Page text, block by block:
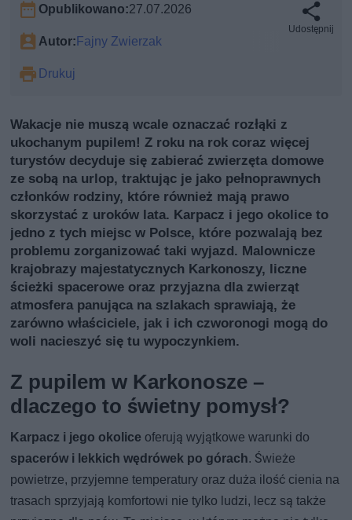
Opublikowano:27.07.2026
Autor:Fajny Zwierzak
Drukuj
Udostępnij
Wakacje nie muszą wcale oznaczać rozłąki z
ukochanym pupilem! Z roku na rok coraz więcej
turystów decyduje się zabierać zwierzęta domowe
ze sobą na urlop, traktując je jako pełnoprawnych
członków rodziny, które również mają prawo
skorzystać z uroków lata. Karpacz i jego okolice to
jedno z tych miejsc w Polsce, które pozwalają bez
problemu zorganizować taki wyjazd. Malownicze
krajobrazy majestatycznych Karkonoszy, liczne
ścieżki spacerowe oraz przyjazna dla zwierząt
atmosfera panująca na szlakach sprawiają, że
zarówno właściciele, jak i ich czworonogi mogą do
woli nacieszyć się tu wypoczynkiem.
Z pupilem w Karkonosze –
dlaczego to świetny pomysł?
Karpacz i jego okolice oferują wyjątkowe warunki do
spacerów i lekkich wędrówek po górach. Świeże
powietrze, przyjemne temperatury oraz duża ilość cienia na
trasach sprzyjają komfortowi nie tylko ludzi, lecz są także